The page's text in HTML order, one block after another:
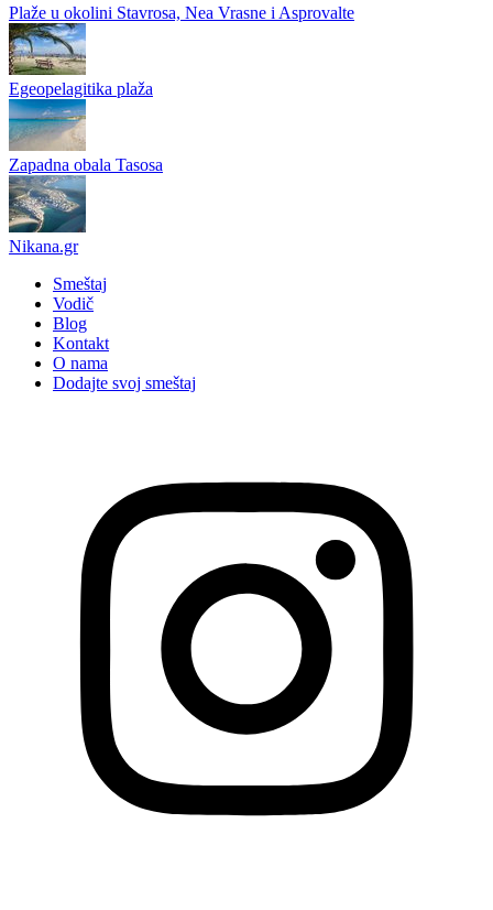
Plaže u okolini Stavrosa, Nea Vrasne i Asprovalte
Egeopelagitika plaža
Zapadna obala Tasosa
Nikana.gr
Smeštaj
Vodič
Blog
Kontakt
O nama
Dodajte svoj smeštaj